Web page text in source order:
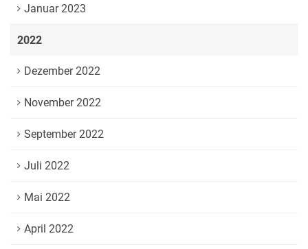
Januar 2023
2022
Dezember 2022
November 2022
September 2022
Juli 2022
Mai 2022
April 2022